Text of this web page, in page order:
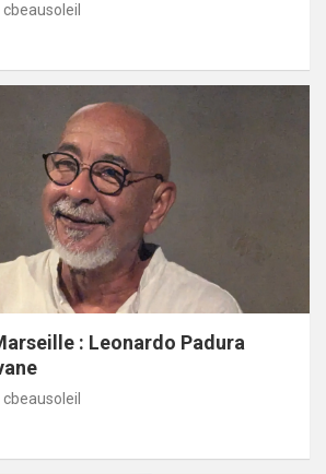
cbeausoleil
: Leonardo Padura
cbeausoleil